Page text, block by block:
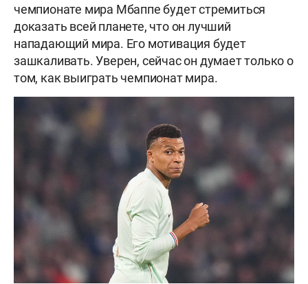
чемпионате мира Мбаппе будет стремиться
доказать всей планете, что он лучший
нападающий мира. Его мотивация будет
зашкаливать. Уверен, сейчас он думает только о
том, как выиграть чемпионат мира.